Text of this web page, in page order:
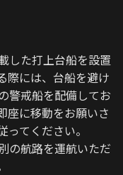
した打上台船を設置
際には、台船を避け
警戒船を配備してお
座に移動をお願いさ
てください。
の航路を運航いただ